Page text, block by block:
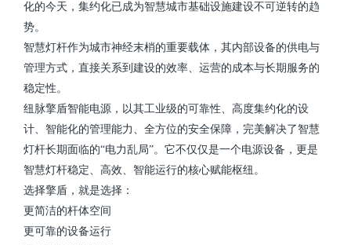
化的今天，集约化已成为智慧城市基础设施建设不可逆转的趋
势。
智慧灯杆作为城市神经末梢的重要载体，其内部设备的供电与
管理方式，直接关系到建设的效率、运营的成本与长期服务的
稳定性。
纽脉擎盾智能电源，以其工业级的可靠性、高度集约化的设
计、智能化的管理能力、全方位的安全保障，完美解决了智慧
灯杆长期面临的“电力乱局”。它不仅仅是一个电源设备，更是
智慧灯杆稳定、高效、智能运行的核心赋能枢纽。
选择擎盾，就是选择：
更简洁的杆体空间
更可靠的设备运行